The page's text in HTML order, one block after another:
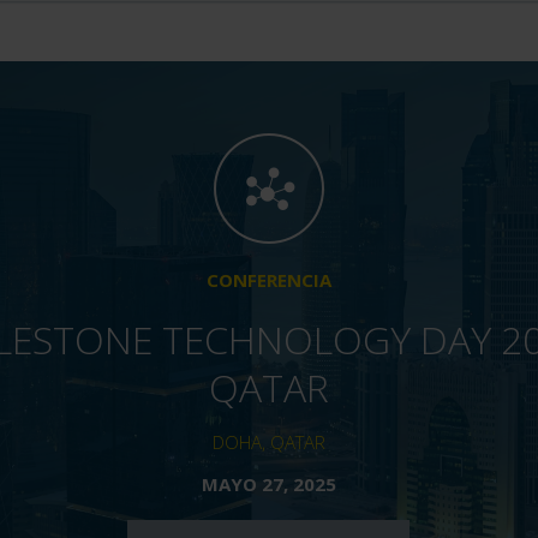
CONFERENCIA
TECHNOLOGY DAY
QATAR
DOHA, QATAR
MAYO 27, 2025